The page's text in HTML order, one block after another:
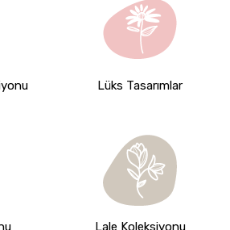
Lüks Tasarımlar
Lale Koleksiyonu